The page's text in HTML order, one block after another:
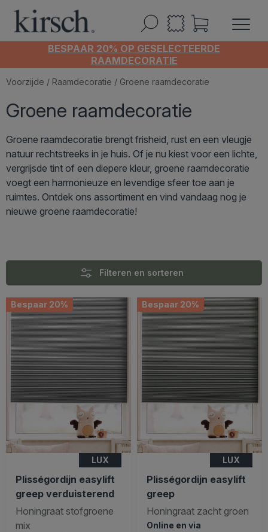
BESPAAR 20% OP GESELECTEERDE
RAAMDECORATIE
Voorzijde / Raamdecoratie / Groene raamdecoratie
Groene raamdecoratie
Groene raamdecoratie brengt frisheid, rust en een vleugje
natuur rechtstreeks in je huis. Of je nu kiest voor een lichte,
vergrijsde tint of een diepere kleur, groene raamdecoratie
voegt een harmonieuze en levendige sfeer toe aan je
ruimtes. Ontdek ons assortiment en vind vandaag nog je
nieuwe groene raamdecoratie!
Filteren en sorteren
Bespaar 20%
LUX
Plisségordijn easylift
greep verduisterend
Honingraat stofgroene
mix
Bespaar 20%
LUX
Plisségordijn easylift
greep
Honingraat zacht groen
Online en via